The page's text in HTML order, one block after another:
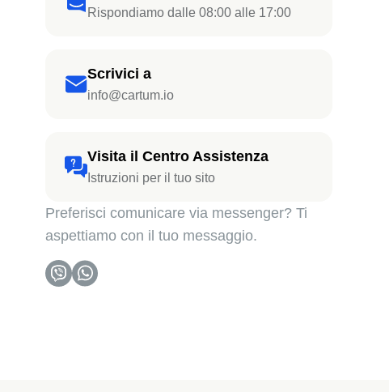
Rispondiamo dalle 08:00 alle 17:00
Scrivici a
info@cartum.io
Visita il Centro Assistenza
Istruzioni per il tuo sito
Preferisci comunicare via messenger? Ti
aspettiamo con il tuo messaggio.